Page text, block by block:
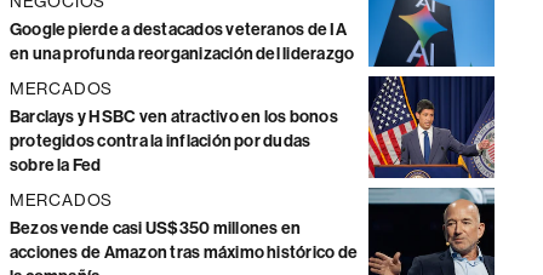
Google pierde a destacados veteranos de IA
en una profunda reorganización del liderazgo
MERCADOS
Barclays y HSBC ven atractivo en los bonos
protegidos contra la inflación por dudas
sobre la Fed
MERCADOS
Bezos vende casi US$350 millones en
acciones de Amazon tras máximo histórico de